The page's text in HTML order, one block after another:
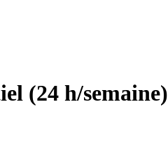
(24 h/semaine)